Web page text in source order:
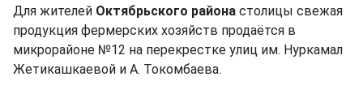
Для жителей Октябрьского района столицы свежая
продукция фермерских хозяйств продаётся в
микрорайоне №12 на перекрестке улиц им. Нуркамал
Жетикашкаевой и А. Токомбаева.